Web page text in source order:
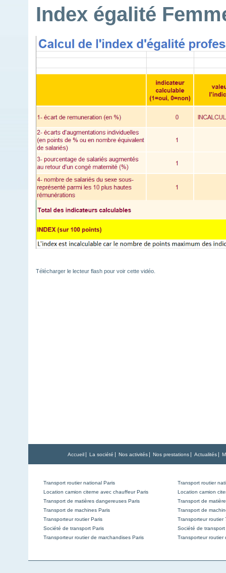
Index égalité
Télécharger le lecteur flashpour voir cette vidéo.
Accueil | La société | Nos activités | Nos prestations | Actualités |
Transport routier national Paris
Location camion citerne avec chauffeur Paris
Transport de matières dangereuses Paris
Transport de machines Paris
Transporteur routier Paris
Société de transport Paris
Transporteur routier de marchandises Paris
Transport routier
Location camion
Transport de
Transport de
Transporteur routier
Société de transport
Transporteur routier